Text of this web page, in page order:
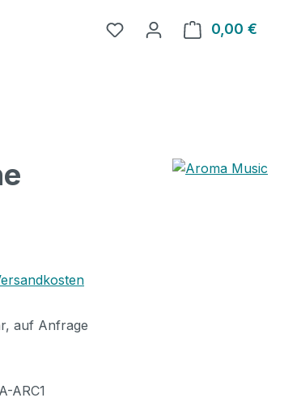
0,00 €
auf Anfrage
ARC1